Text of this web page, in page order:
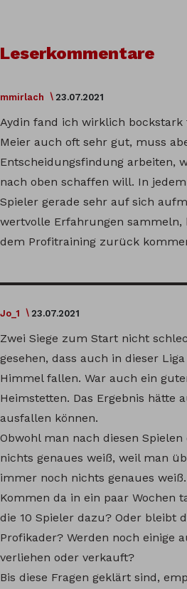
Leserkommentare
mmirlach 23.07.2021
Aydin fand ich wirklich bockstark
Meier auch oft sehr gut, muss
Entscheidungsfindung arbeiten,
nach oben schaffen will. In
Spieler gerade sehr auf sich
wertvolle Erfahrungen sammeln,
dem Profitraining zurück
Jo_1 23.07.2021
Zwei Siege zum Start nicht
gesehen, dass auch in dieser
Himmel fallen. War auch ein
Heimstetten. Das Ergebnis hätte
ausfallen können.
Obwohl man nach diesen
nichts genaues weiß, weil man
immer noch nichts genaues weiß.
Kommen da in ein paar Wochen
die 10 Spieler dazu? Oder bleibt
Profikader? Werden noch einige
verliehen oder verkauft?
Bis diese Fragen geklärt sind,